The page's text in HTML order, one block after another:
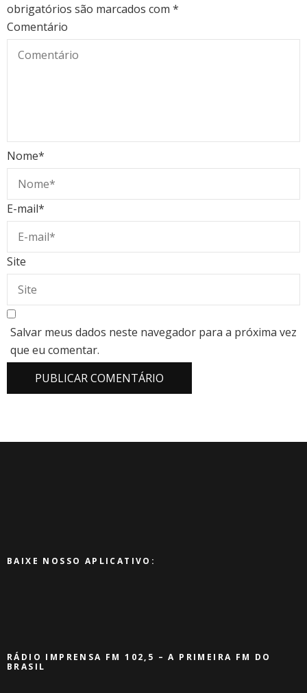
obrigatórios são marcados com *
Comentário
Nome*
E-mail*
Site
Salvar meus dados neste navegador para a próxima vez
que eu comentar.
BAIXE NOSSO APLICATIVO:
RÁDIO IMPRENSA FM 102,5 – A PRIMEIRA FM DO
BRASIL